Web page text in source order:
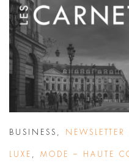
BUSINESS
LUXE MODE – HAUTE